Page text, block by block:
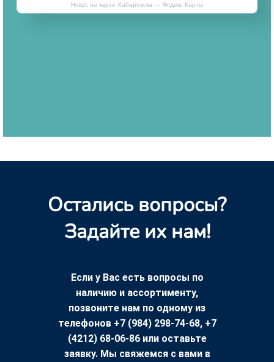
Новус на карте Хабаровска — Яндекс Карты
Остались вопросы?
Задайте их нам!
Если у Вас есть вопросы по
наличию и ассортименту,
позвоните нам по одному из
телефонов +7 (984) 298-74-68, +7
(4212) 68-06-86 или оставьте
заявку. Мы свяжемся с вами в